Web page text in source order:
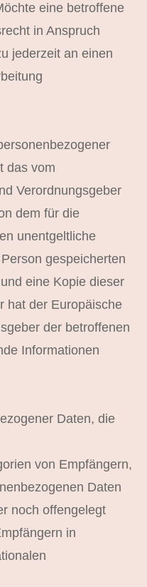
eine betroffene
in Anspruch
jederzeit an einen
das vom
Verordnungsgeber
dem für die
unentgeltliche
gespeicherten
eine Kopie dieser
hat der Europäische
der betroffenen
Informationen
Daten, die
von Empfängern,
Daten
noch offengelegt
in